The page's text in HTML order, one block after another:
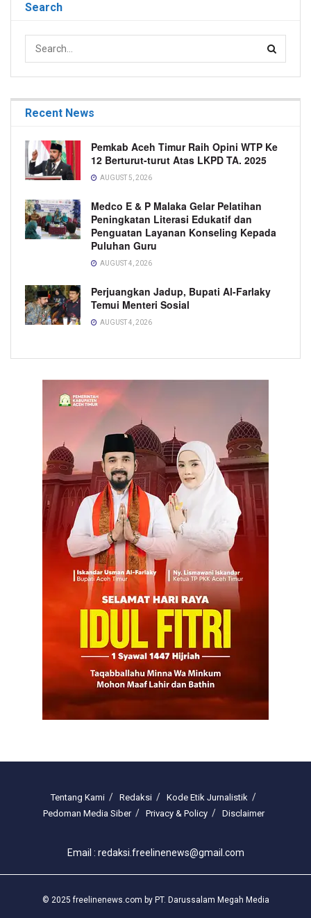
Search
Recent News
Pemkab Aceh Timur Raih Opini WTP Ke
12 Berturut-turut Atas LKPD TA. 2025
AUGUST 5, 2026
Medco E & P Malaka Gelar Pelatihan
Peningkatan Literasi Edukatif dan
Penguatan Layanan Konseling Kepada
Puluhan Guru
AUGUST 4, 2026
Perjuangkan Jadup, Bupati Al-Farlaky
Temui Menteri Sosial
AUGUST 4, 2026
Tentang Kami Redaksi
Kode Etik Jurnalistik
Pedoman Media Siber
Privacy & Policy Disclaimer
Email : redaksi.freelinenews@gmail.com
© 2025 freelinenews.com by PT. Darussalam Megah Media